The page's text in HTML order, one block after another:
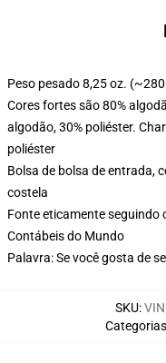
Peso pesado 8,25 oz.
Cores fortes são 80%
algodão, 30% poliéster.
poliéster
Bolsa de bolsa de entrada,
costela
Fonte eticamente seguindo
Contábeis do Mundo
Palavra: Se você gosta de
SKU:
Categorias